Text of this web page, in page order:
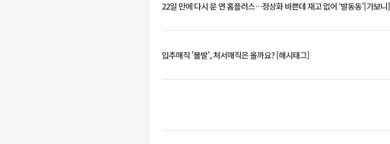
22일 만에 다시 문 연 홈플러스…정상화 바쁜데 재고 없어 ‘발동동’[가보니]
입추매직 '불발', 처서매직은 올까요? [해시태그]